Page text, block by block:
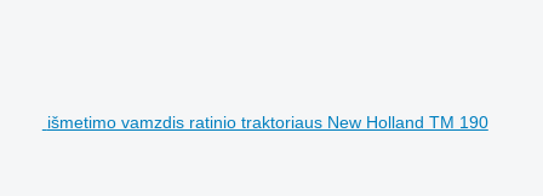
išmetimo vamzdis ratinio traktoriaus New Holland TM 190